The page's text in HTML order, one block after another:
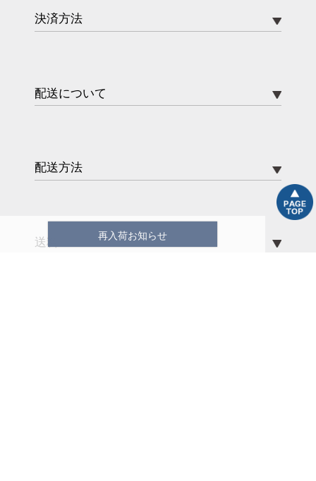
再入荷お知らせ
決済方法
配送について
配送方法
送料